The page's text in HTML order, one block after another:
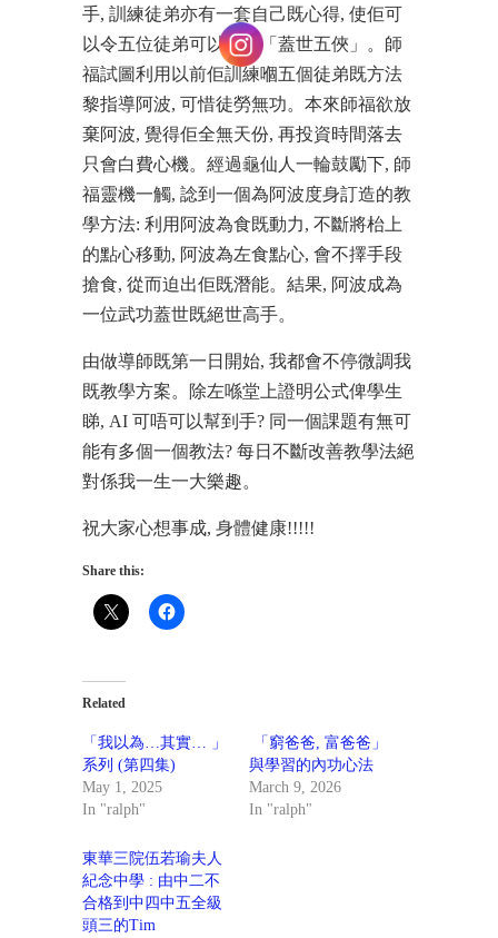
手, 訓練徒弟亦有一套自己既心得, 使佢可
以令五位徒弟可以成為「蓋世五俠」。師
福試圖利用以前佢訓練嗰五個徒弟既方法
黎指導阿波, 可惜徒勞無功。本來師福欲放
棄阿波, 覺得佢全無天份, 再投資時間落去
只會白費心機。經過龜仙人一輪鼓勵下, 師
福靈機一觸, 諗到一個為阿波度身訂造的教
學方法: 利用阿波為食既動力, 不斷將枱上
的點心移動, 阿波為左食點心, 會不擇手段
搶食, 從而迫出佢既潛能。結果, 阿波成為
一位武功蓋世既絕世高手。
由做導師既第一日開始, 我都會不停微調我
既教學方案。除左喺堂上證明公式俾學生
睇, AI 可唔可以幫到手? 同一個課題有無可
能有多個一個教法? 每日不斷改善教學法絕
對係我一生一大樂趣。
祝大家心想事成, 身體健康!!!!!
Share this:
Related
「我以為…其實… 」
系列 (第四集)
May 1, 2025
In "ralph"
「窮爸爸, 富爸爸」
與學習的內功心法
March 9, 2026
In "ralph"
東華三院伍若瑜夫人
紀念中學 : 由中二不
合格到中四中五全級
頭三的Tim